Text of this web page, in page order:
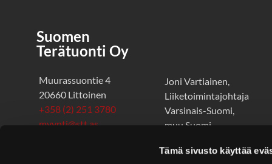
Tämä sivusto käyttää
Suomen
Terätuonti Oy
Muurassuontie 4
20660 Littoinen
+358 (2) 251 3780
myynti@stt.as
Joni Vartiainen,
Liiketoimintajohtaja
Varsinais-Suomi,
muu Suomi
joni.vartiainen@stt.as